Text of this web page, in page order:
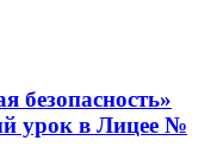
безопасность»
урок в Лицее №